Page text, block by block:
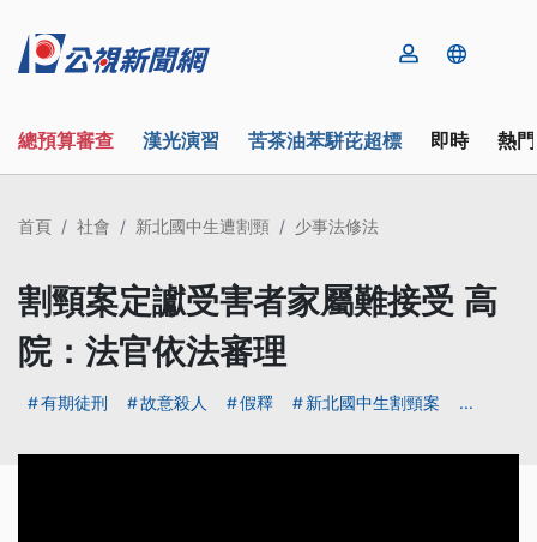
總預算審查 漢光演習 苦茶油苯駢芘超標 即時 熱
首頁 社會 新北國中生遭割頸 少事法修法
割頸案定讞受害者家屬難接受 高
院：法官依法審理
有期徒刑 故意殺人 假釋 新北國中生割頸案 ...